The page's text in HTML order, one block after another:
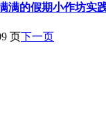
满的假期小作坊实
页下一页